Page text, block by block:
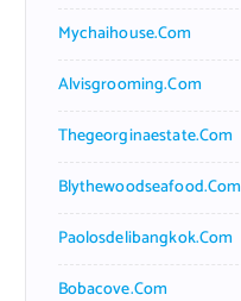
Mychaihouse.com
Alvisgrooming.com
Thegeorginaestate.com
Blythewoodseafood.com
Paolosdelibangkok.com
Bobacove.com